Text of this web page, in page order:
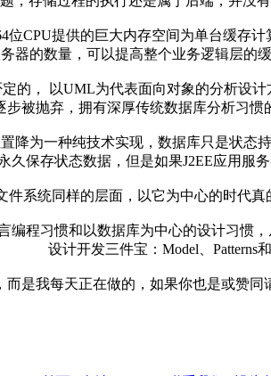
提供的巨大内存空间为单台缓存计
务器的数量，可以提高整个业务逻辑层
， 以UML为代表面向对象的分析设
步被抛弃，拥有深厚传统数据库分析习惯
为一种纯技术实现，数据库只是状态
保存状态数据，但是如果J2EE应用服
统同样的层面，以它为中心的时代真
习惯和以数据库为中心的设计习惯，
设计开发三件宝：Model、Patterns和
我每天正在做的，如果你也是或赞同